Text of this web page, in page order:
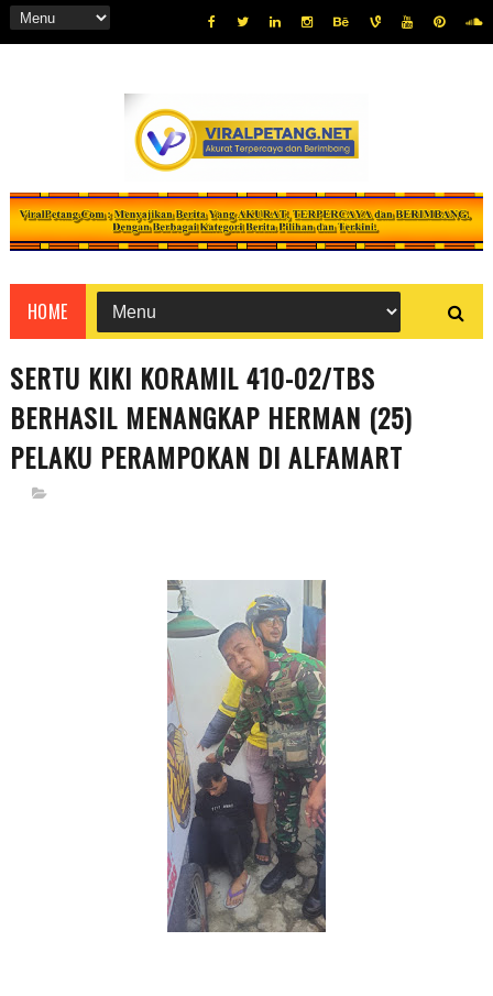
HOME
SERTU KIKI KORAMIL 410-02/TBS
BERHASIL MENANGKAP HERMAN (25)
PELAKU PERAMPOKAN DI ALFAMART